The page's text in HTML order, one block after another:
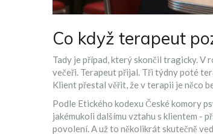
Co když terapeut
Tady je případ, který skončil tragicky. V
večeři. Terapeut přijal. Tři týdny poté
Klient přestal věřit, že v terapii je něco
Podle Etického kodexu České komory
jakémukoli dalšímu vztahu s klientem -
povolení. A už to několikrát skutečně